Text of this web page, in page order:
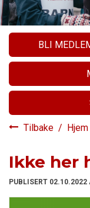
BLI
Tilbake / Hjem
Ikke her
PUBLISERT 02.10.2022